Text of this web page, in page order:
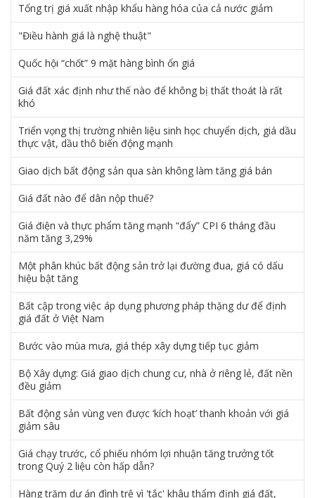
Tổng trị giá xuất nhập khẩu hàng hóa của cả nước giảm
"Điều hành giá là nghệ thuật"
Quốc hội “chốt” 9 mặt hàng bình ổn giá
Giá đất xác định như thế nào để không bị thất thoát là rất
khó
Triển vọng thị trường nhiên liệu sinh học chuyển dịch, giá dầu
thực vật, dầu thô biến động mạnh
Giao dịch bất động sản qua sàn không làm tăng giá bán
Giá đất nào để dân nộp thuế?
Giá điện và thực phẩm tăng mạnh “đẩy” CPI 6 tháng đầu
năm tăng 3,29%
Một phân khúc bất động sản trở lại đường đua, giá có dấu
hiệu bật tăng
Bất cập trong việc áp dụng phương pháp thặng dư để định
giá đất ở Việt Nam
Bước vào mùa mưa, giá thép xây dựng tiếp tục giảm
Bộ Xây dựng: Giá giao dịch chung cư, nhà ở riêng lẻ, đất nền
đều giảm
Bất động sản vùng ven được ‘kích hoạt’ thanh khoản với giá
giảm sâu
Giá chạy trước, cổ phiếu nhóm lợi nhuận tăng trưởng tốt
trong Quý 2 liệu còn hấp dẫn?
Hàng trăm dự án đình trệ vì 'tắc' khâu thẩm định giá đất,